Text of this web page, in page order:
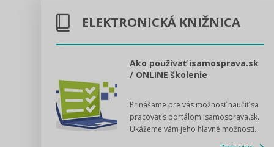
Majetok
Rozpočet
Sociálne podniky
Štátna pomoc
Kontakt
Tlačová agentúra
VIDEO produkcia
ELEKTRONICKÁ KNIŽNICA
Ako používať isamosprava.sk
/ ONLINE školenie
Prinášame pre vás možnosť naučiť sa
pracovať s portálom isamosprava.sk.
Ukážeme vám jeho hlavné možnosti...